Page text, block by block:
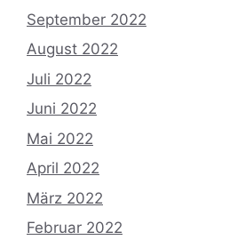
September 2022
August 2022
Juli 2022
Juni 2022
Mai 2022
April 2022
März 2022
Februar 2022